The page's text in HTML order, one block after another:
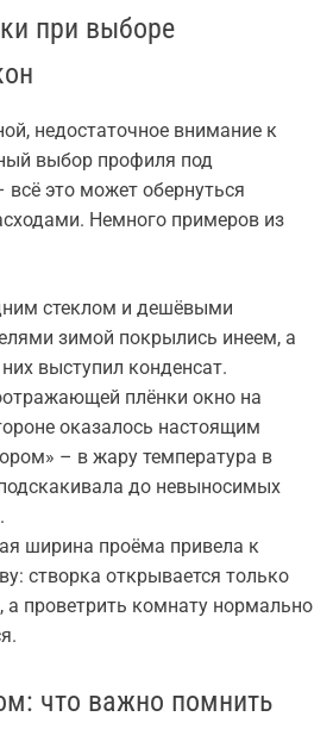
при выборе
недостаточное внимание к
выбор профиля под
это может обернуться
Немного примеров из
стеклом и дешёвыми
зимой покрылись инеем, а
выступил конденсат.
плёнки окно на
оказалось настоящим
– в жару температура в
до невыносимых
ширина проёма привела к
створка открывается только
а проветрить комнату нормально
что важно помнить